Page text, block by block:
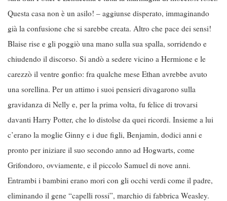
Questa casa non è un asilo! – aggiunse disperato, immaginando
già la confusione che si sarebbe creata. Altro che pace dei sensi!
Blaise rise e gli poggiò una mano sulla sua spalla, sorridendo e
chiudendo il discorso. Si andò a sedere vicino a Hermione e le
carezzò il ventre gonfio: fra qualche mese Ethan avrebbe avuto
una sorellina. Per un attimo i suoi pensieri divagarono sulla
gravidanza di Nelly e, per la prima volta, fu felice di trovarsi
davanti Harry Potter, che lo distolse da quei ricordi. Insieme a lui
c’erano la moglie Ginny e i due figli, Benjamin, dodici anni e
pronto per iniziare il suo secondo anno ad Hogwarts, come
Grifondoro, ovviamente, e il piccolo Samuel di nove anni.
Entrambi i bambini erano mori con gli occhi verdi come il padre,
eliminando il gene “capelli rossi”, marchio di fabbrica Weasley.